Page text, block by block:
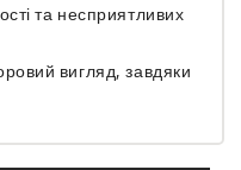
та несприятливих
вигляд, завдяки